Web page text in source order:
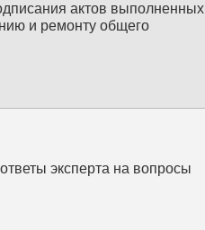
актов выполненных
и ремонту общего
эксперта на вопросы